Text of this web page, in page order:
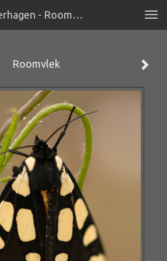
Fotografie Wim Verhagen - Roomvlek
Roomvlek